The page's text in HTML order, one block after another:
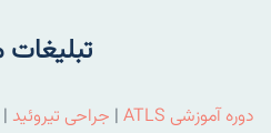
دوره آموزشی ATLS | جراحی تیروئید |